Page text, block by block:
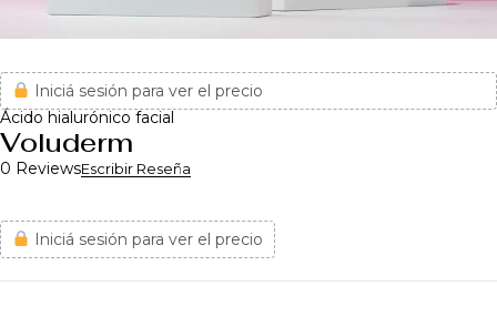
Iniciá sesión para ver el precio
Ácido hialurónico facial
Voluderm
0 ReviewsEscribir Reseña
Iniciá sesión para ver el precio